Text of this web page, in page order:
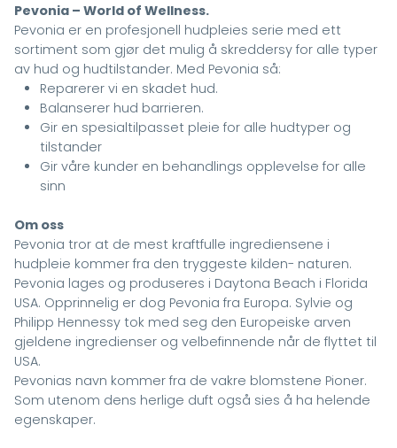
Pevonia – World of Wellness.
Pevonia er en profesjonell hudpleies serie med ett
sortiment som gjør det mulig å skreddersy for alle typer
av hud og hudtilstander. Med Pevonia så:
Reparerer vi en skadet hud.
Balanserer hud barrieren.
Gir en spesialtilpasset pleie for alle hudtyper og
tilstander
Gir våre kunder en behandlings opplevelse for alle
sinn
Om oss
Pevonia tror at de mest kraftfulle ingrediensene i
hudpleie kommer fra den tryggeste kilden- naturen.
Pevonia lages og produseres i Daytona Beach i Florida
USA. Opprinnelig er dog Pevonia fra Europa. Sylvie og
Philipp Hennessy tok med seg den Europeiske arven
gjeldene ingredienser og velbefinnende når de flyttet til
USA.
Pevonias navn kommer fra de vakre blomstene Pioner.
Som utenom dens herlige duft også sies å ha helende
egenskaper.